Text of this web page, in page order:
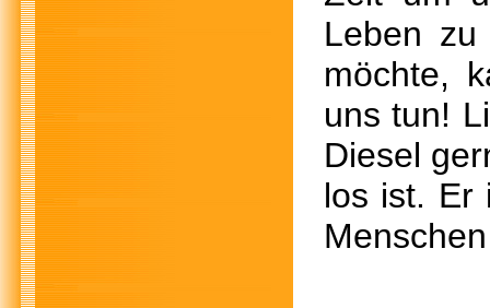
Leben
möchte,
uns tun!
Diesel
los ist. Er